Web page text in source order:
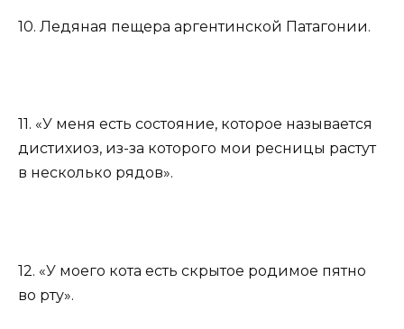
10. Ледяная пещера аргентинской Патагонии.
11. «У меня есть состояние, которое называется
дистихиоз, из-за которого мои ресницы растут
в несколько рядов».
12. «У моего кота есть скрытое родимое пятно
во рту».